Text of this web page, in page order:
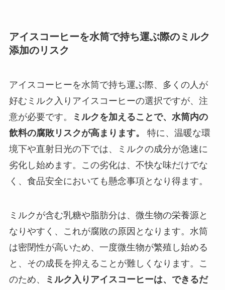
アイスコーヒーを水筒で持ち運ぶ際のミルク
添加のリスク
アイスコーヒーを水筒で持ち運ぶ際、多くの人が
好むミルク入りアイスコーヒーの選択ですが、注
意が必要です。
ミルクを加えることで、水筒内の
飲料の腐敗リスクが高まります。
特に、温暖な環
境下や直射日光の下では、ミルクの成分が急速に
劣化し始めます。この劣化は、不快な味だけでな
く、食品安全においても懸念事項となり得ます。
ミルクが含む乳糖や脂肪分は、微生物の栄養源と
なりやすく、これが腐敗の原因となります。水筒
は密閉性が高いため、一度微生物が繁殖し始める
と、その成長を抑えることが難しくなります。こ
のため、
ミルク入りアイスコーヒーは、できるだ